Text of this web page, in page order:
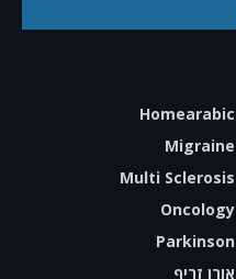
Homearabic
Migraine
Multi Sclerosis
Oncology
Parkinson
אורן זריף